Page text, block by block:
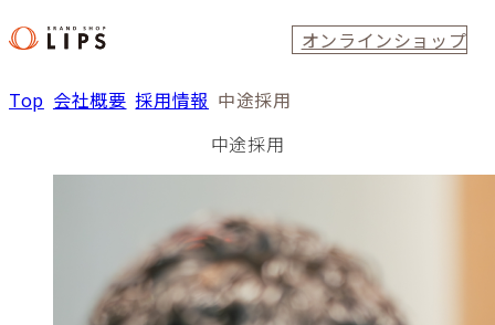
オンラインショップ
Top 会社概要 採用情報 中途採用
中途採用